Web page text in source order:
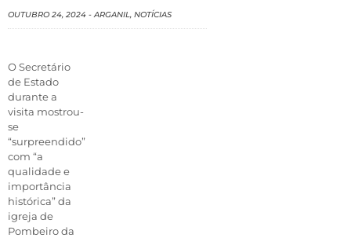
OUTUBRO 24, 2024 -ARGANIL, NOTÍCIAS
O Secretário
de Estado
durante a
visita mostrou-
se
“surpreendido”
com “a
qualidade e
importância
histórica” da
igreja de
Pombeiro da